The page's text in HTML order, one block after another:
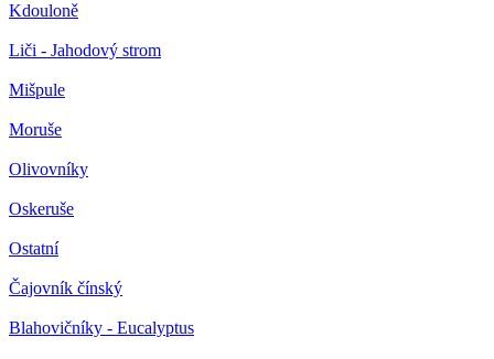
Kdouloně
Liči - Jahodový strom
Mišpule
Moruše
Olivovníky
Oskeruše
Ostatní
Čajovník čínský
Blahovičníky - Eucalyptus